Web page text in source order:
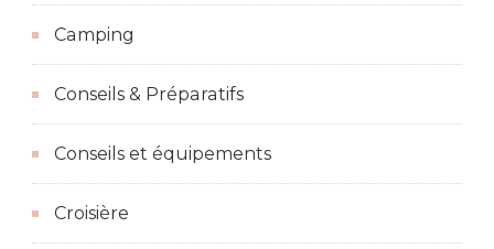
Camping
Conseils & Préparatifs
Conseils et équipements
Croisière